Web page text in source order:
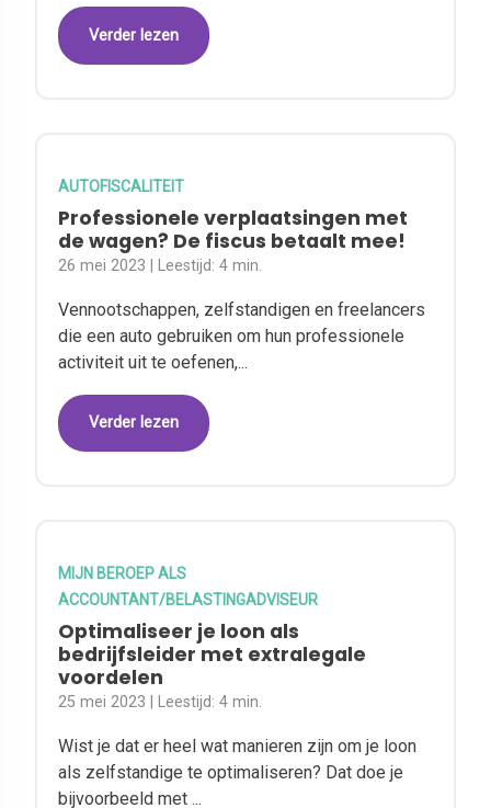
Verder lezen
AUTOFISCALITEIT
Professionele verplaatsingen met
de wagen? De fiscus betaalt mee!
26 mei 2023 | Leestijd:4 min.
Vennootschappen, zelfstandigen en freelancers
die een auto gebruiken om hun professionele
activiteit uit te oefenen,...
Verder lezen
MIJN BEROEP ALS
ACCOUNTANT/BELASTINGADVISEUR
Optimaliseer je loon als
bedrijfsleider met extralegale
voordelen
25 mei 2023 | Leestijd:4 min.
Wist je dat er heel wat manieren zijn om je loon
als zelfstandige te optimaliseren? Dat doe je
bijvoorbeeld met ...